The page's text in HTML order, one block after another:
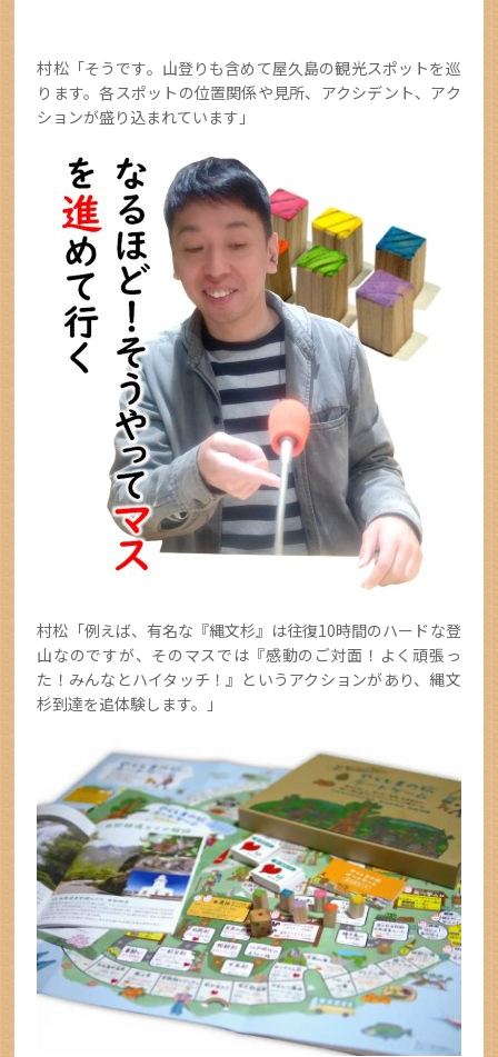
村松「そうです。山登りも含めて屋久島の観光スポットを巡
ります。各スポットの位置関係や見所、アクシデント、アク
ションが盛り込まれています」
村松「例えば、有名な『縄文杉』は往復10時間のハードな登
山なのですが、そのマスでは『感動のご対面！よく頑張っ
た！みんなとハイタッチ！』というアクションがあり、縄文
杉到達を追体験します。」